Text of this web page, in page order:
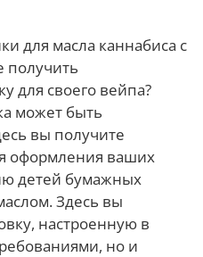
для масла каннабиса с
получить
для своего вейпа?
может быть
вы получите
оформления ваших
детей бумажных
Здесь вы
настроенную в
но и